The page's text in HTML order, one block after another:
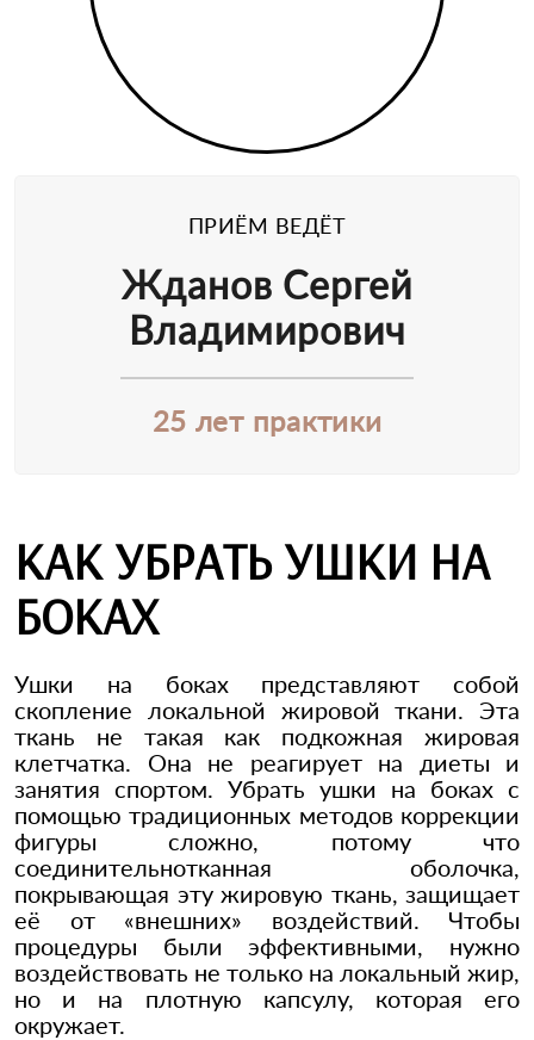
ПРИЁМ ВЕДЁТ
Жданов Сергей
Владимирович
25 лет практики
КАК УБРАТЬ УШКИ НА
БОКАХ
Ушки на боках представляют собой
скопление локальной жировой ткани. Эта
ткань не такая как подкожная жировая
клетчатка. Она не реагирует на диеты и
занятия спортом. Убрать ушки на боках с
помощью традиционных методов коррекции
фигуры сложно, потому что
соединительнотканная оболочка,
покрывающая эту жировую ткань, защищает
её от «внешних» воздействий. Чтобы
процедуры были эффективными, нужно
воздействовать не только на локальный жир,
но и на плотную капсулу, которая его
окружает.